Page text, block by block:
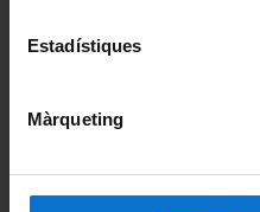
Estadístiques
Màrqueting
Beques de col·laboració